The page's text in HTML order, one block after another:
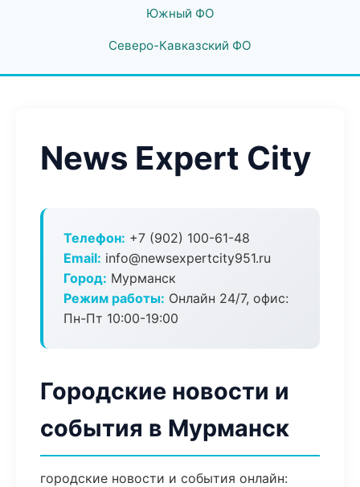
Южный ФО
Северо-Кавказский ФО
News Expert City
Телефон: +7 (902) 100-61-48
Email: info@newsexpertcity951.ru
Город: Мурманск
Режим работы: Онлайн 24/7, офис:
Пн-Пт 10:00-19:00
Городские новости и
события в Мурманск
городские новости и события онлайн: